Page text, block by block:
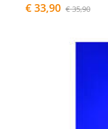
€ 33,90 € 35,90